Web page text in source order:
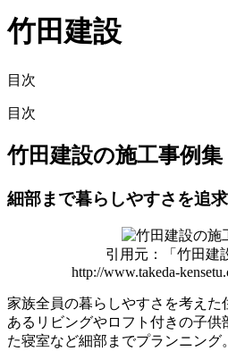
竹田建設
目次
目次
竹田建設の施工事例集
細部まで暮らしやすさを追
引用元：「竹田建
http://www.takeda-
家族全員の暮らしやすさを考え
あるリビングやロフト付きの子
た寝室など細部までプランニング